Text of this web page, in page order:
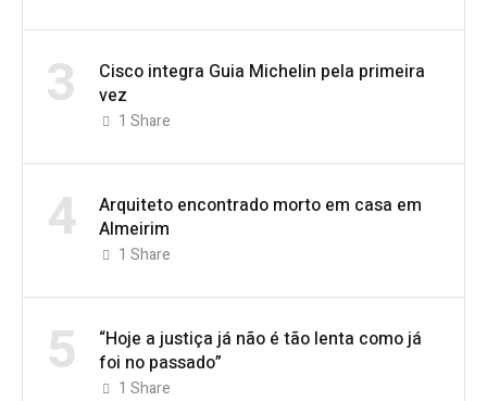
3
Cisco integra Guia Michelin pela primeira
vez
1 Share
4
Arquiteto encontrado morto em casa em
Almeirim
1 Share
5
“Hoje a justiça já não é tão lenta como já
foi no passado”
1 Share